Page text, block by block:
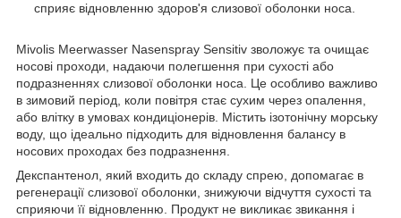
сприяє відновленню здоров'я слизової оболонки носа.
Mivolis Meerwasser Nasenspray Sensitiv зволожує та очищає
носові проходи, надаючи полегшення при сухості або
подразненнях слизової оболонки носа. Це особливо важливо
в зимовий період, коли повітря стає сухим через опалення,
або влітку в умовах кондиціонерів. Містить ізотонічну морську
воду, що ідеально підходить для відновлення балансу в
носових проходах без подразнення.
Декспантенол, який входить до складу спрею, допомагає в
регенерації слизової оболонки, знижуючи відчуття сухості та
сприяючи її відновленню. Продукт не викликає звикання і